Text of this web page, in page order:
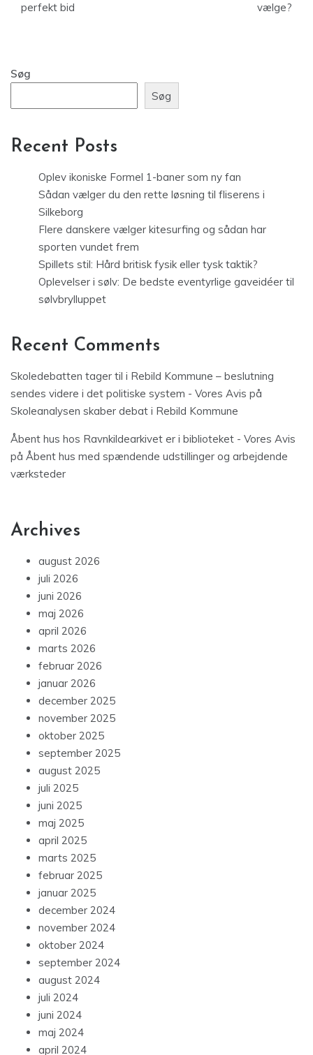
perfekt bid
vælge?
Søg
Søg
Recent Posts
Oplev ikoniske Formel 1-baner som ny fan
Sådan vælger du den rette løsning til fliserens i
Silkeborg
Flere danskere vælger kitesurfing og sådan har
sporten vundet frem
Spillets stil: Hård britisk fysik eller tysk taktik?
Oplevelser i sølv: De bedste eventyrlige gaveidéer til
sølvbrylluppet
Recent Comments
Skoledebatten tager til i Rebild Kommune – beslutning
sendes videre i det politiske system - Vores Avis på
Skoleanalysen skaber debat i Rebild Kommune
Åbent hus hos Ravnkildearkivet er i biblioteket - Vores Avis
på Åbent hus med spændende udstillinger og arbejdende
værksteder
Archives
august 2026
juli 2026
juni 2026
maj 2026
april 2026
marts 2026
februar 2026
januar 2026
december 2025
november 2025
oktober 2025
september 2025
august 2025
juli 2025
juni 2025
maj 2025
april 2025
marts 2025
februar 2025
januar 2025
december 2024
november 2024
oktober 2024
september 2024
august 2024
juli 2024
juni 2024
maj 2024
april 2024